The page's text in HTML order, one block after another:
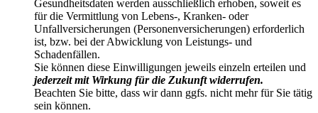
Gesundheitsdaten werden ausschließlich erhoben, soweit es
für die Vermittlung von Lebens-, Kranken- oder
Unfallversicherungen (Personenversicherungen) erforderlich
ist, bzw. bei der Abwicklung von Leistungs- und
Schadenfällen.
Sie können diese Einwilligungen jeweils einzeln erteilen und
jederzeit mit Wirkung für die Zukunft widerrufen.
Beachten Sie bitte, dass wir dann ggfs. nicht mehr für Sie tätig
sein können.